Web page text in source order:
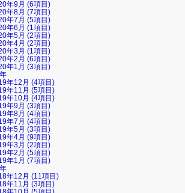
年9月 (6項目)
年8月 (7項目)
年7月 (5項目)
年6月 (1項目)
年5月 (2項目)
年4月 (2項目)
年3月 (1項目)
年2月 (6項目)
年1月 (3項目)
年12月 (4項目)
年11月 (5項目)
年10月 (4項目)
年9月 (3項目)
年8月 (4項目)
年7月 (4項目)
年5月 (3項目)
年4月 (9項目)
年3月 (2項目)
年2月 (5項目)
年1月 (7項目)
年12月 (11項目)
年11月 (3項目)